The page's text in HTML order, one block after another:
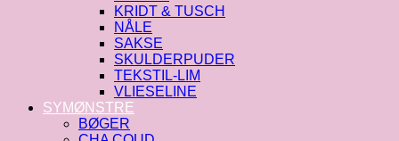
KRIDT & TUSCH
NÅLE
SAKSE
SKULDERPUDER
TEKSTIL-LIM
VLIESELINE
SYMØNSTRE
BØGER